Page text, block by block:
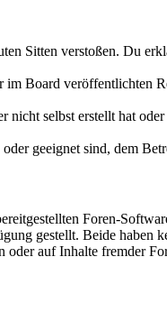
Sitten verstoßen. Du
Board veröffentlichten
selbst erstellt hat
geeignet sind, dem
Foren-
gestellt. Beide haben
auf Inhalte fremder